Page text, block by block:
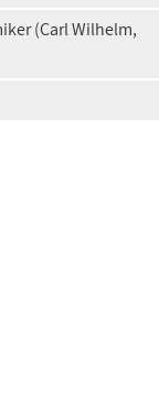
(Carl Wilhelm,